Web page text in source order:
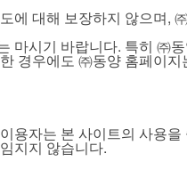
대해 보장하지 않으며,
시기 바랍니다. 특히 ㈜
경우에도 ㈜동양 홈페이
자는 본 사이트의 사용
지지 않습니다.